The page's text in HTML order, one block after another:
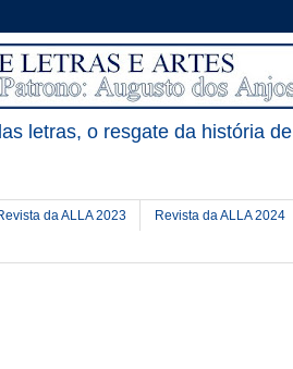
letras, o resgate da história de
da ALLA 2023 Revista da ALLA 2024